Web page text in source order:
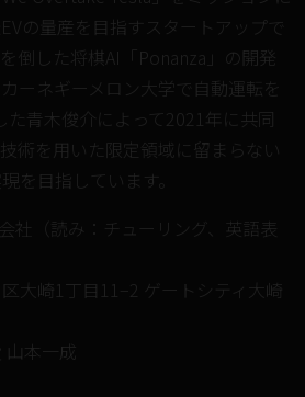
の量産を⽬指すスタートアップで
倒した将棋AI「Ponanza」の開発
ーネギーメロン⼤学で自動運転を
た⻘⽊俊介によって2021年に共同
術を⽤いた限定領域に留まらない
を目指しています。
社（読み：チューリング、英語表
大崎1丁目11−2 ゲートシティ大崎
本⼀成